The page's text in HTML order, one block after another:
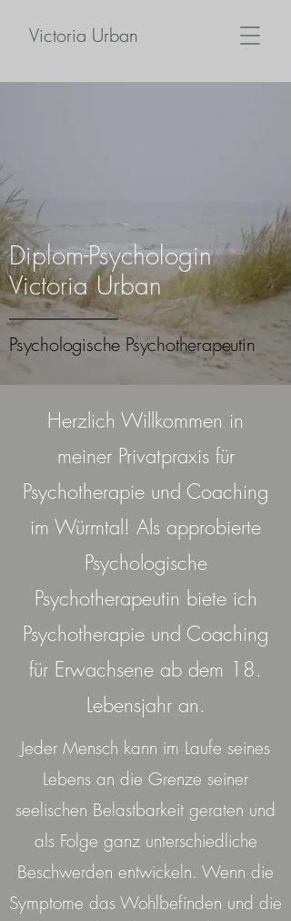
Victoria Urban
Diplom-Psychologin
VictoriaUrban
Psychologische Psychotherapeutin
Herzlich Willkommen in
meiner Privatpraxis für
Psychotherapie und Coaching
im Würmtal! Als approbierte
Psychologische
Psychotherapeutin biete ich
Psychotherapie und Coaching
für Erwachsene ab dem 18.
Lebensjahr an.
Jeder Mensch kann im Laufe seines
Lebens an die Grenze seiner
seelischen Belastbarkeit geraten und
als Folge ganz unterschiedliche
Beschwerden entwickeln. Wenn die
Symptome das Wohlbefinden und die